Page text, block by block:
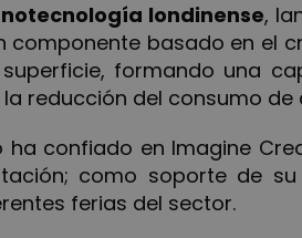
londinense,
componente basado en el
formando una
reducción del consumo de
ha confiado en Imagine
como soporte de su
ferias del sector.